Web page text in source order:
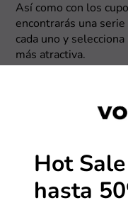
Así como con los
encontrarás una
cada uno y
más atractiva.
Hot
hasta